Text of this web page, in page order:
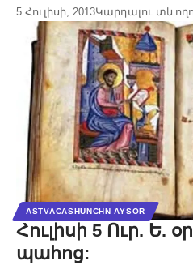
5 Հուլիսի, 2013Կարդալու
ASTVACASHUNCHN AYSOR
Հուլիսի 5 Ուր. Ե.
պահոց: